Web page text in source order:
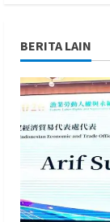
BERITA LAIN